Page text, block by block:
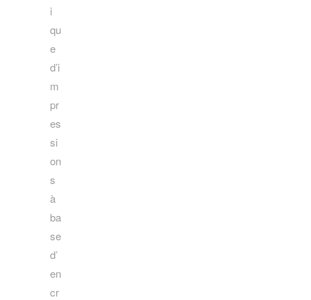
i
qu
e
d’i
m
pr
es
si
on
s
à
ba
se
d’
en
cr